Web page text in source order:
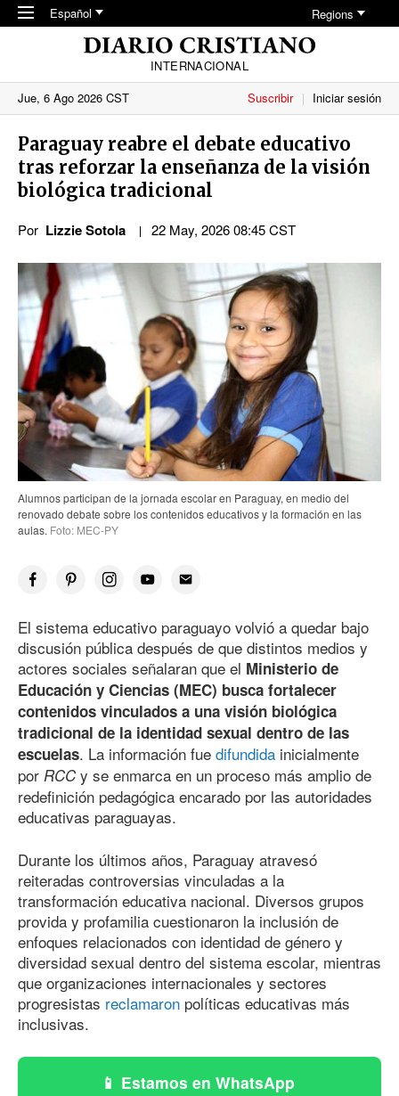
Skip to main content
Español Regions
INTERNACIONAL
Jue, 6 Ago 2026 CST
Suscribir Iniciar sesión
Paraguay reabre el debate educativo
tras reforzar la enseñanza de la visión
biológica tradicional
Por Lizzie Sotola 22 May, 2026 08:45 CST
Alumnos participan de la jornada escolar en Paraguay, en medio del
renovado debate sobre los contenidos educativos y la formación en las
aulas. Foto: MEC-PY
El sistema educativo paraguayo volvió a quedar bajo
discusión pública después de que distintos medios y
actores sociales señalaran que el Ministerio de
Educación y Ciencias (MEC) busca fortalecer
contenidos vinculados a una visión biológica
tradicional de la identidad sexual dentro de las
escuelas. La información fue difundida inicialmente
por RCC y se enmarca en un proceso más amplio de
redefinición pedagógica encarado por las autoridades
educativas paraguayas.
Durante los últimos años, Paraguay atravesó
reiteradas controversias vinculadas a la
transformación educativa nacional. Diversos grupos
provida y profamilia cuestionaron la inclusión de
enfoques relacionados con identidad de género y
diversidad sexual dentro del sistema escolar, mientras
que organizaciones internacionales y sectores
progresistas reclamaron políticas educativas más
inclusivas.
Estamos en WhatsApp